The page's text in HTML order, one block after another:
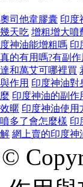
奧司他韋膠囊 印度
幾天吃 增粗增大噴
度神油能增粗嗎 印
真的有用嗎?有副作
達和萬艾可哪裡買
與作用 印度神油對
麼 印度神油的副作
效暱 印度神油使用
噴多了會怎麼樣 印
解 網上賣的印度神
©